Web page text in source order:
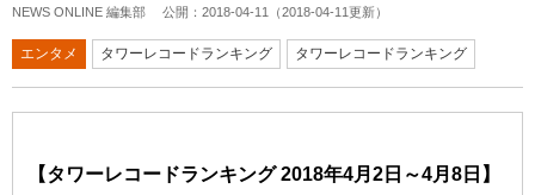
NEWS ONLINE 編集部 公開： 2018-04-11 （2018-04-11更新）
エンタメ タワーレコードランキング タワーレコードランキング
【タワーレコードランキング 2018年4月2日～4月8日】